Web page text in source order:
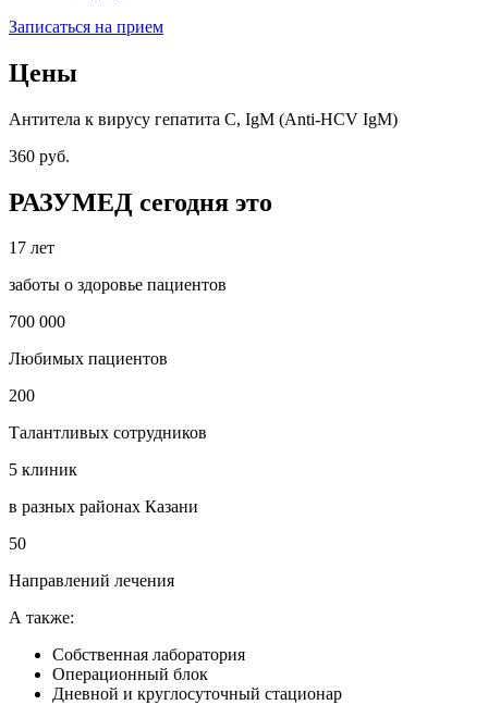
Записаться на прием
Цены
Антитела к вирусу гепатита C, IgM (Anti-HCV IgM)
360 руб.
РАЗУМЕД сегодня это
17 лет
заботы о здоровье пациентов
700 000
Любимых пациентов
200
Талантливых сотрудников
5 клиник
в разных районах Казани
50
Направлений лечения
А также:
Собственная лаборатория
Операционный блок
Дневной и круглосуточный стационар